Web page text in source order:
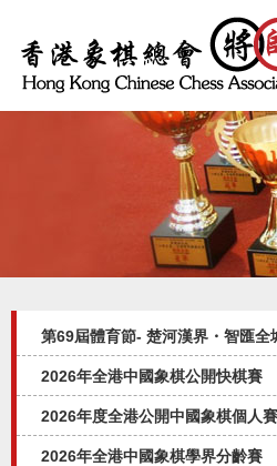
第69屆體育節- 楚河漢界・智匯全
2026年全港中國象棋公開快棋賽
2026年度全港公開中國象棋個人賽
2026年全港中國象棋學界分齡賽